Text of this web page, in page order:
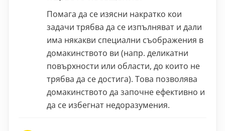
Помага да се изясни накратко кои
задачи трябва да се изпълняват и дали
има някакви специални съображения в
домакинството ви (напр. деликатни
повърхности или области, до които не
трябва да се достига). Това позволява
домакинството да започне ефективно и
да се избегнат недоразумения.